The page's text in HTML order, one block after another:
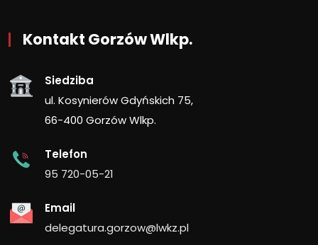
Kontakt Gorzów Wlkp.
Siedziba
ul. Kosynierów Gdyńskich 75,
66-400 Gorzów Wlkp.
Telefon
95 720-05-21
Email
delegatura.gorzow@lwkz.pl